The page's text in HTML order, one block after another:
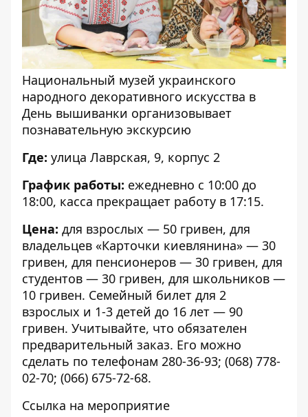
Национальный музей украинского
народного декоративного искусства в
День вышиванки организовывает
познавательную экскурсию
Где: улица Лаврская, 9, корпус 2
График работы: ежедневно с 10:00 до
18:00, касса прекращает работу в 17:15.
Цена: для взрослых — 50 гривен, для
владельцев «Карточки киевлянина» — 30
гривен, для пенсионеров — 30 гривен, для
студентов — 30 гривен, для школьников —
10 гривен. Семейный билет для 2
взрослых и 1-3 детей до 16 лет — 90
гривен. Учитывайте, что обязателен
предварительный заказ. Его можно
сделать по телефонам 280-36-93; (068) 778-
02-70; (066) 675-72-68.
Ссылка на мероприятие